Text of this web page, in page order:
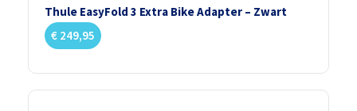
Thule EasyFold 3 Extra Bike Adapter – Zwart
€ 249,95